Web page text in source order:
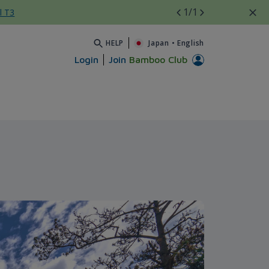
T3 1/1
HELP Japan • English
Login Join Bamboo Club